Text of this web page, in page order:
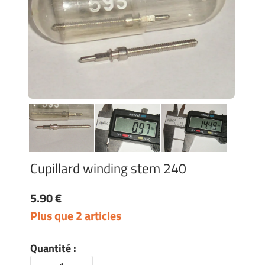
Cupillard winding stem 240
5.90 €
Plus que 2 articles
Quantité :